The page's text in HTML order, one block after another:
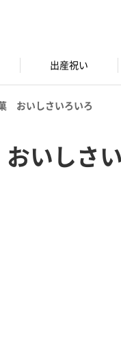
出産祝い
おいしさいろいろ
いしさ